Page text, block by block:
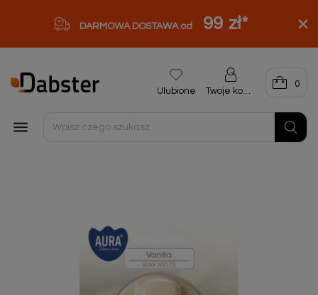
DARMOWA DOSTAWA od 99 zł*

Ulubione Twoje konto
0